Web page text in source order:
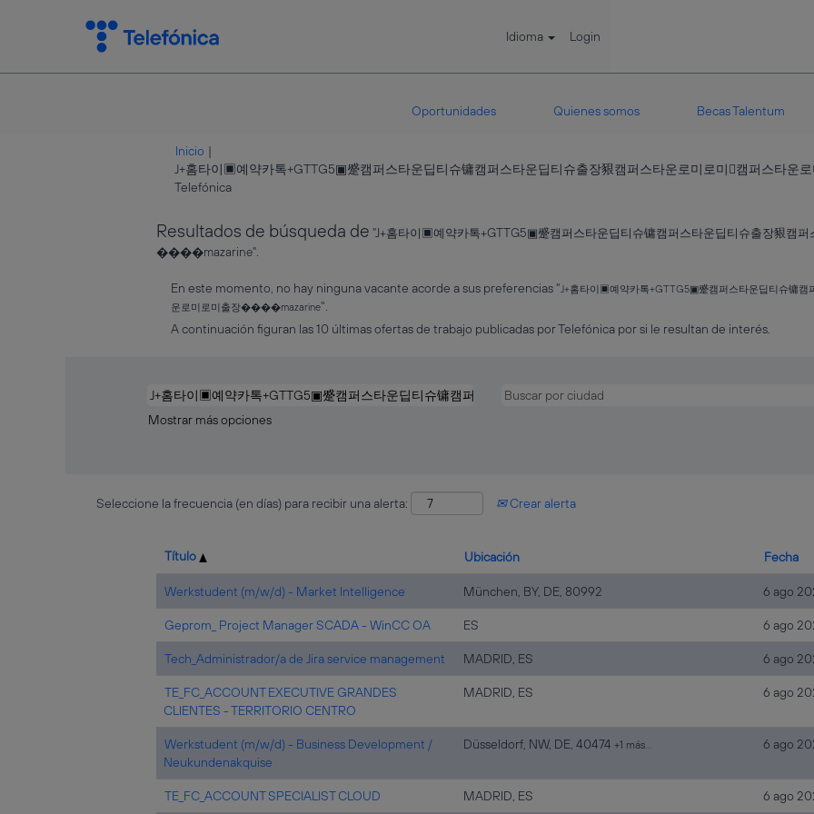
Idioma Login
Oportunidades Quienes somos Becas Talentum
Inicio |
J+홈타이▣예약카톡+GTTG5▣蹙캠퍼스타운딥티슈镛캠퍼스타운딥티슈출장豤캠퍼스타운로미로미캠퍼스타
Telefónica(página
Resultados de búsqueda de "J+홈타이▣예약카톡+GTTG5▣蹙캠퍼스타운딥티슈镛캠퍼스타운딥티슈출장豤캠
����mazarine".
En este momento, no hay ninguna vacante acorde a sus preferencias "J+홈타이▣예약카톡+GTTG5▣蹙캠퍼스타운딥티슈镛캠
운로미로미출장����mazarine".
A continuación figuran las 10 últimas ofertas de trabajo publicadas por Telefónica por si le resultan de interés.
Mostrar más opciones
Seleccione la frecuencia (en días) para recibir una alerta: Crear alerta
Título Ubicación Fecha
Werkstudent (m/w/d) - Market Intelligence München, BY, DE, 80992 6 ago
Geprom_ Project Manager SCADA - WinCC OA ES 6 ago
Tech_Administrador/a de Jira service management MADRID, ES 6 ago
TE_FC_ACCOUNT EXECUTIVE GRANDES
CLIENTES - TERRITORIO CENTRO
MADRID, ES 6 ago
Werkstudent (m/w/d) - Business Development /
Neukundenakquise
Düsseldorf, NW, DE, 40474 +1 más… 6 ago
TE_FC_ACCOUNT SPECIALIST CLOUD MADRID, ES 6 ago